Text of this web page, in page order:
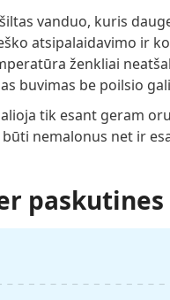
vanduo, kuris
atsipalaidavimo ir
ženkliai
buvimas be poilsio
tik esant geram
nemalonus net ir
paskutines